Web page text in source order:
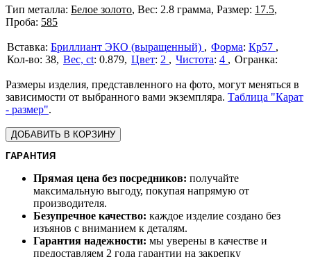
Тип металла: Белое золото, Вес: 2.8 грамма, Размер: 17.5,
Проба: 585
Бриллиант ЭКО (выращенный) Форма: Кр57
38 Вес, ct: 0.879 Цвет: 2 Чистота: 4
Размеры изделия, представленного на фото, могут меняться в
зависимости от выбранного вами экземпляра. Таблица "Карат
- размер".
ДОБАВИТЬ В КОРЗИНУ
ГАРАНТИЯ
Прямая цена без посредников: получайте
максимальную выгоду, покупая напрямую от
производителя.
Безупречное качество: каждое изделие создано без
изъянов с вниманием к деталям.
Гарантия надежности: мы уверены в качестве и
предоставляем 2 года гарантии на закрепку